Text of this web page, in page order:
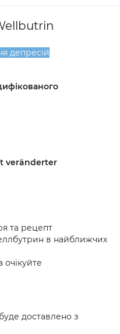
депресій
veränderter
та рецепт
в найближчих
очікуйте
доставлено з